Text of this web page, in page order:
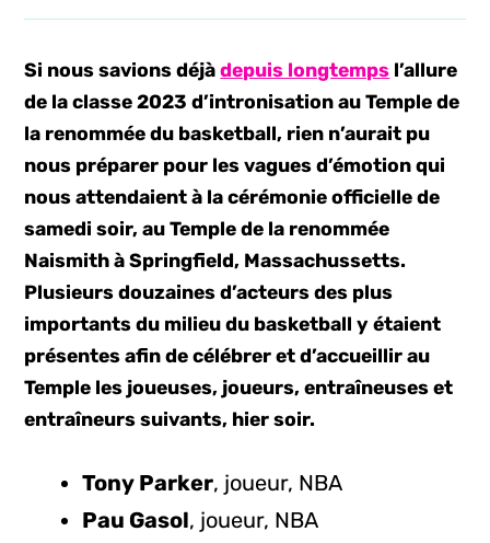
Si nous savions déjàdepuis longtemps l’allure
de la classe 2023 d’intronisation au Temple de
la renommée du basketball, rien n’aurait pu
nous préparer pour les vagues d’émotion qui
nous attendaient à la cérémonie officielle de
samedi soir, au Temple de la renommée
Naismith à Springfield, Massachussetts.
Plusieurs douzaines d’acteurs des plus
importants du milieu du basketball y étaient
présentes afin de célébrer et d’accueillir au
Temple les joueuses, joueurs, entraîneuses et
entraîneurs suivants, hier soir.
Tony Parker, joueur, NBA
Pau Gasol, joueur, NBA